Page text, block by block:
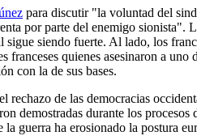
para discutir "la voluntad del
por parte del enemigo
siendo fuerte. Al lado, los
quienes asesinaron a
con la de sus bases.
de las democracias
demostradas durante los
guerra ha erosionado la postura